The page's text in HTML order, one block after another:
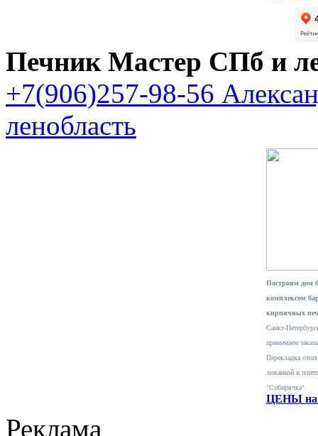
Печник Мастер СПб и
+7(906)257-98-56
ленобласть
Построим дом
комплексом
кирпичных
Санкт-
принимаем
Перекладка
лежанкой и
"Сибирячка".
ЦЕНЫ на
Реклама